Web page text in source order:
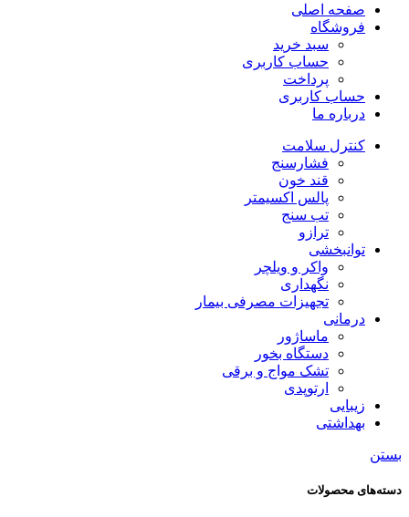
صفحه اصلی
فروشگاه
سبد خرید
حساب کاربری
پرداخت
حساب کاربری
درباره ما
کنترل سلامت
فشارسنج
قند خون
پالس اکسیمتر
تب سنج
ترازو
توانبخشی
واکر و ویلچر
نگهداری
تجهیزات مصرفی بیمار
درمانی
ماساژور
دستگاه بخور
تشک مواج و برقی
ارتوپدی
زیبایی
بهداشتی
بستن
دسته‌های محصولات